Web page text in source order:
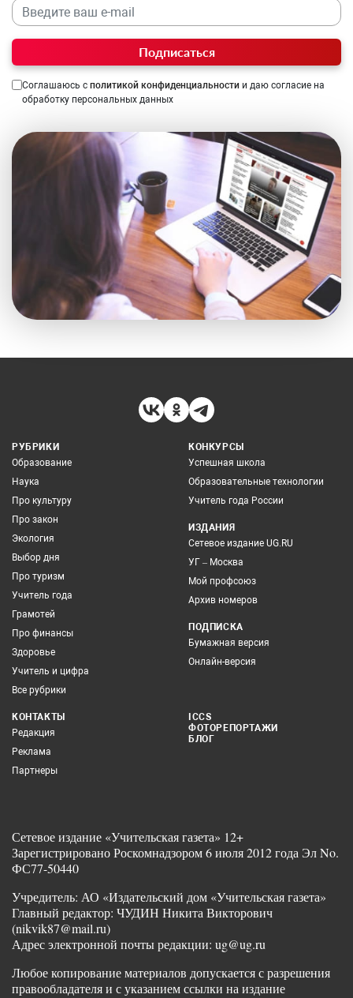
Подписаться
Соглашаюсь с политикой конфиденциальности и даю согласие на
обработку персональных данных
РУБРИКИ
Образование
Наука
Про культуру
Про закон
Экология
Выбор дня
Про туризм
Учитель года
Грамотей
Про финансы
Здоровье
Учитель и цифра
Все рубрики
КОНКУРСЫ
Успешная школа
Образовательные технологии
Учитель года России
ИЗДАНИЯ
Сетевое издание UG.RU
УГ – Москва
Мой профсоюз
Архив номеров
ПОДПИСКА
Бумажная версия
Онлайн-версия
КОНТАКТЫ
Редакция
Реклама
Партнеры
ICCS
ФОТОРЕПОРТАЖИ
БЛОГ
Сетевое издание «Учительская газета» 12+
Зарегистрировано Роскомнадзором 6 июля 2012 года Эл No.
ФС77-50440
Учредитель: АО «Издательский дом «Учительская газета»
Главный редактор: ЧУДИН Никита Викторович
(nikvik87@mail.ru)
Адрес электронной почты редакции: ug@ug.ru
Любое копирование материалов допускается с разрешения
правообладателя и с указанием ссылки на издание